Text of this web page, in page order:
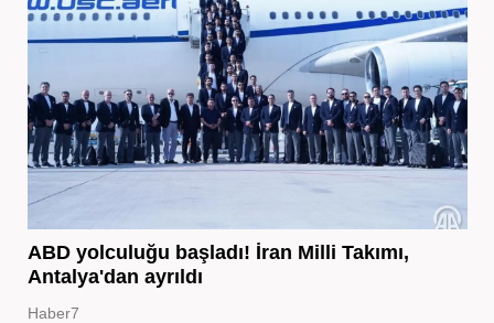
ABD yolculuğu başladı! İran Milli Takımı,
Antalya'dan ayrıldı
Haber7